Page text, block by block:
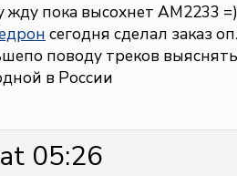
жду пока высохнет АМ2233
сегодня сделал заказ
поводу треков
в России
05:26